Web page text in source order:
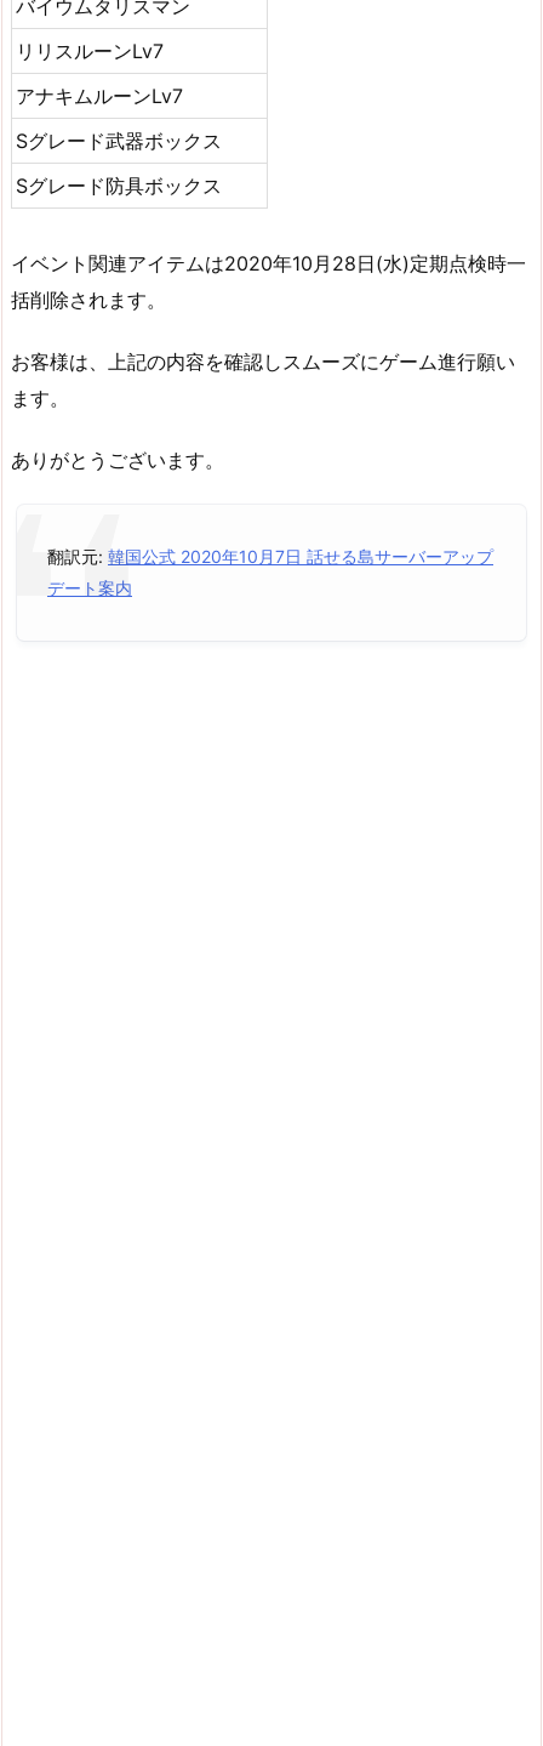
バイウムタリスマン
リリスルーンLv7
アナキムルーンLv7
Sグレード武器ボックス
Sグレード防具ボックス
イベント関連アイテムは2020年10月28日(水)定期点検時一
括削除されます。
お客様は、上記の内容を確認しスムーズにゲーム進行願い
ます。
ありがとうございます。
翻訳元: 韓国公式 2020年10月7日 話せる島サーバーアップ
デート案内